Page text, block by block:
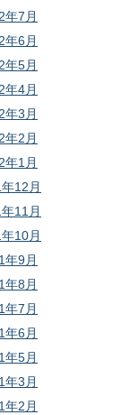
年7月
年6月
年5月
年4月
年3月
年2月
年1月
12月
11月
10月
年9月
年8月
年7月
年6月
年5月
年3月
年2月